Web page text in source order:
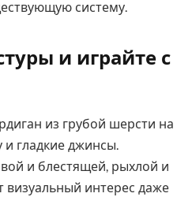
систему.
и играйте с
из грубой шерсти на
гладкие джинсы.
и блестящей, рыхлой и
визуальный интерес даже